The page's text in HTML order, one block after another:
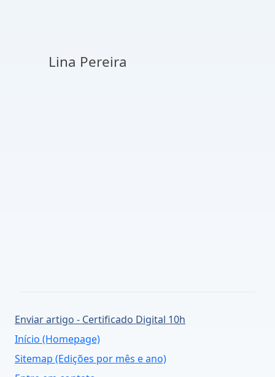
Lina Pereira
Enviar artigo - Certificado Digital 10h
Início (Homepage)
Sitemap (Edições por mês e ano)